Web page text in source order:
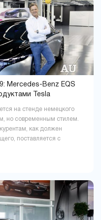
16
5
16
6
Mercedes-Benz EQS
Tesla
на стенде немецкого
но современным стилем.
как должен
поставляется с